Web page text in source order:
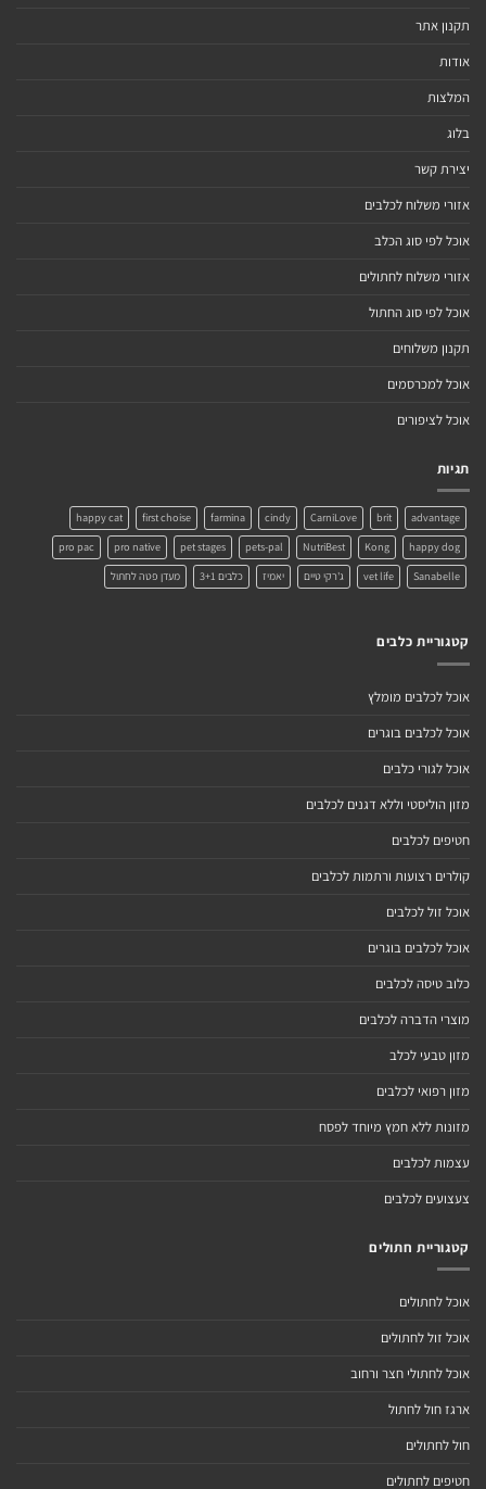
תקנון אתר
אודות
המלצות
בלוג
יצירת קשר
אזורי משלוח לכלבים
אוכל לפי סוג הכלב
אזורי משלוח לחתולים
אוכל לפי סוג החתול
תקנון משלוחים
אוכל למכרסמים
אוכל לציפורים
תגיות
advantage
brit
CarniLove
cindy
farmina
first choise
happy cat
happy dog
Kong
NutriBest
pets-pal
pet stages
pro native
pro pac
Sanabelle
vet life ג'רקי טיים יאמיז כלבים 3+1 מעדן פטה לחתול
קטגוריית כלבים
אוכל לכלבים מומלץ
אוכל לכלבים בוגרים
אוכל לגורי כלבים
מזון הוליסטי וללא דגנים לכלבים
חטיפים לכלבים
קולרים רצועות ורתמות לכלבים
אוכל זול לכלבים
אוכל לכלבים בוגרים
כלוב טיסה לכלבים
מוצרי הדברה לכלבים
מזון טבעי לכלב
מזון רפואי לכלבים
מזונות ללא חמץ מיוחד לפסח
עצמות לכלבים
צעצועים לכלבים
קטגוריית חתולים
אוכל לחתולים
אוכל זול לחתולים
אוכל לחתולי חצר ורחוב
ארגז חול לחתול
חול לחתולים
חטיפים לחתולים